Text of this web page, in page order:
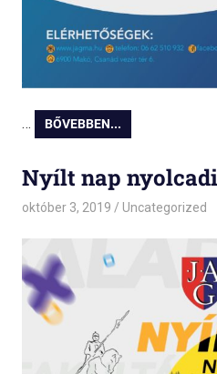
… BŐVEBBEN...
Nyílt nap
október 3, 2019 admin
Uncategorized